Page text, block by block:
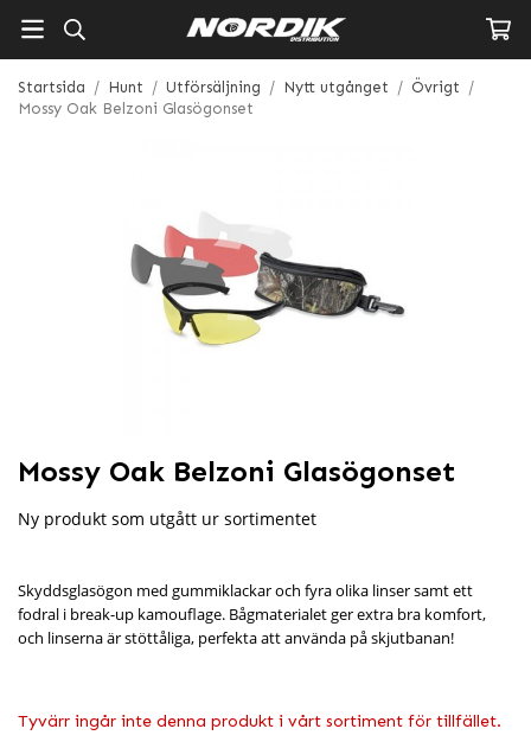
Startsida / Hunt / Utförsäljning / Nytt utgånget / Övrigt /
Mossy Oak Belzoni Glasögonset
Mossy Oak Belzoni Glasögonset
Ny produkt som utgått ur sortimentet
Skyddsglasögon med gummiklackar och fyra olika linser samt ett
fodral i break-up kamouflage. Bågmaterialet ger extra bra komfort,
och linserna är stöttåliga, perfekta att använda på skjutbanan!
Tyvärr ingår inte denna produkt i vårt sortiment för tillfället.